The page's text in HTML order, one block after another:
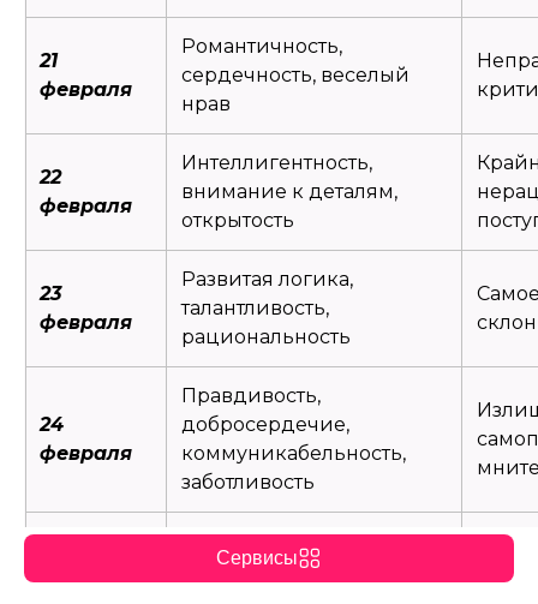
Сервисы
21
февраля
Романтичность,
сердечность, веселый
нрав
22
февраля
Интеллигентность,
внимание к деталям,
открытость
23
февраля
Развитая логика,
талантливость,
рациональность
24
февраля
Правдивость,
добросердечие,
коммуникабельность,
заботливость
февраля
Способность к анализу,
талантливость, доброта